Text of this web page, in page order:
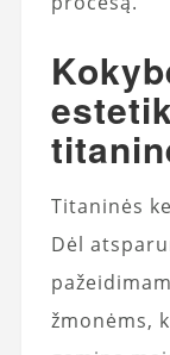
Titaninės
Dėl
žmonėms,